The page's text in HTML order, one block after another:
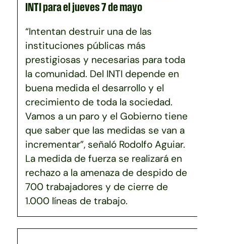
INTI para el jueves 7 de mayo
“Intentan destruir una de las
instituciones públicas más
prestigiosas y necesarias para toda
la comunidad. Del INTI depende en
buena medida el desarrollo y el
crecimiento de toda la sociedad.
Vamos a un paro y el Gobierno tiene
que saber que las medidas se van a
incrementar”, señaló Rodolfo Aguiar.
La medida de fuerza se realizará en
rechazo a la amenaza de despido de
700 trabajadores y de cierre de
1.000 líneas de trabajo.